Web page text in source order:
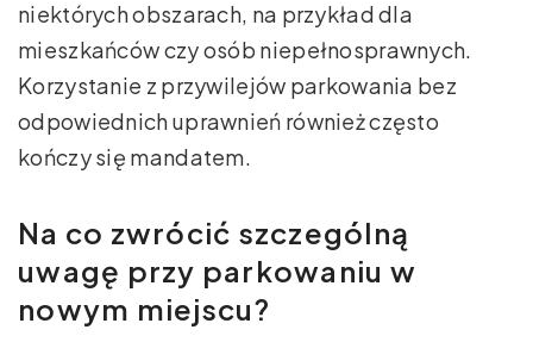
niektórych obszarach, na przykład dla
mieszkańców czy osób niepełnosprawnych.
Korzystanie z przywilejów parkowania bez
odpowiednich uprawnień również często
kończy się mandatem.
Na co zwrócić szczególną
uwagę przy parkowaniu w
nowym miejscu?